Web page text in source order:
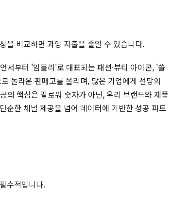
을 비교하면 과잉 지출을 줄일 수 있습니다.
서부터 '임블리'로 대표되는 패션·뷰티 아이콘, '쓸
놀라운 판매고를 올리며, 많은 기업에게 선망의
의 핵심은 팔로워 숫자가 아닌, 우리 브랜드와 제품
순한 채널 제공을 넘어 데이터에 기반한 성공 파트
수적입니다.